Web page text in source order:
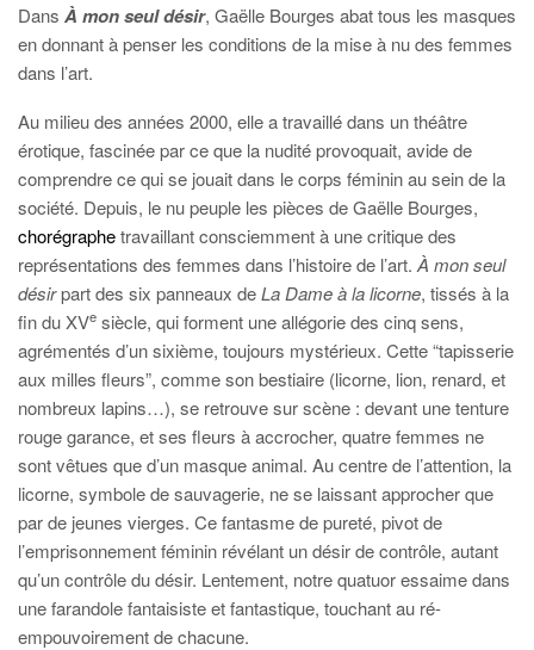
Dans À mon seul désir, Gaëlle Bourges abat tous les masques
en donnant à penser les conditions de la mise à nu des femmes
dans l’art.
Au milieu des années 2000, elle a travaillé dans un théâtre
érotique, fascinée par ce que la nudité provoquait, avide de
comprendre ce qui se jouait dans le corps féminin au sein de la
société. Depuis, le nu peuple les pièces de Gaëlle Bourges,
chorégraphetravaillant consciemment à une critique des
représentations des femmes dans l’histoire de l’art. À mon seul
désirpart des six panneaux deLa Dame à la licorne, tissés à la
fin du XVe siècle, qui forment une allégorie des cinq sens,
agrémentés d’un sixième, toujours mystérieux. Cette “tapisserie
aux milles fleurs”, comme son bestiaire (licorne, lion, renard, et
nombreux lapins…), se retrouve sur scène : devant une tenture
rouge garance, et ses fleurs à accrocher, quatre femmes ne
sont vêtues que d’un masque animal. Au centre de l’attention, la
licorne, symbole de sauvagerie, ne se laissant approcher que
par de jeunes vierges. Ce fantasme de pureté, pivot de
l’emprisonnement féminin révélant un désir de contrôle, autant
qu’un contrôle du désir. Lentement, notre quatuor essaime dans
une farandole fantaisiste et fantastique, touchant au ré-
empouvoirement de chacune.